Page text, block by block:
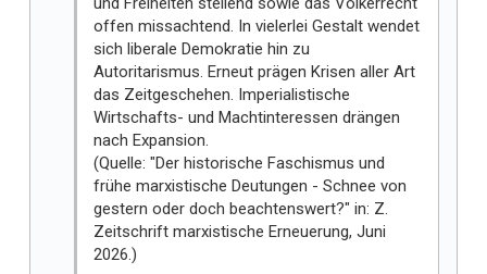
offen missachtend. In vielerlei Gestalt wendet
sich liberale Demokratie hin zu
Autoritarismus. Erneut prägen Krisen aller Art
das Zeitgeschehen. Imperialistische
Wirtschafts- und Machtinteressen drängen
nach Expansion.
(Quelle: "Der historische Faschismus und
frühe marxistische Deutungen - Schnee von
gestern oder doch beachtenswert?" in: Z.
Zeitschrift marxistische Erneuerung, Juni
2026.)